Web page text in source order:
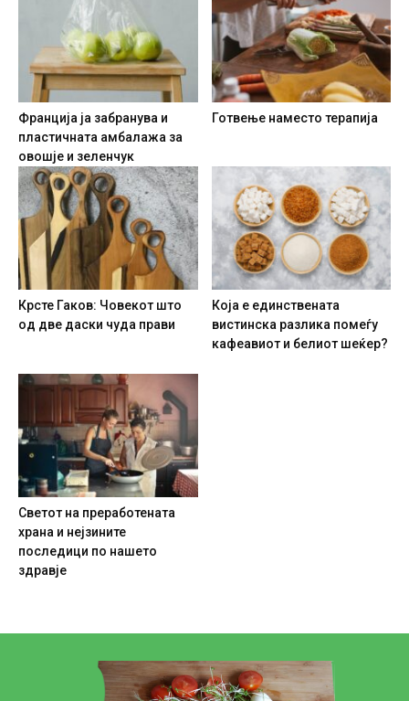
Франција ја забранува и
пластичната амбалажа за
овошје и зеленчук
Готвење наместо терапија
Крсте Гаков: Човекот што
од две даски чуда прави
Која е единствената
вистинска разлика помеѓу
кафеавиот и белиот шеќер?
Светот на преработената
храна и нејзините
последици по нашето
здравје